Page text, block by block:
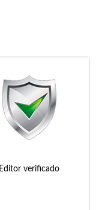
Editor verificado